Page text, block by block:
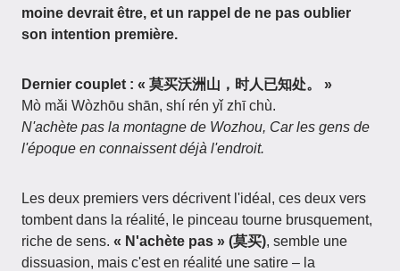
moine devrait être, et un rappel de ne pas oublier
son intention première.
Dernier couplet : « 莫买沃洲山，时人已知处。 »
Mò mǎi Wòzhōu shān, shí rén yǐ zhī chù.
N'achète pas la montagne de Wozhou, Car les gens de
l'époque en connaissent déjà l'endroit.
Les deux premiers vers décrivent l'idéal, ces deux vers
tombent dans la réalité, le pinceau tourne brusquement,
riche de sens. « N'achète pas » (莫买), semble une
dissuasion, mais c'est en réalité une satire – la